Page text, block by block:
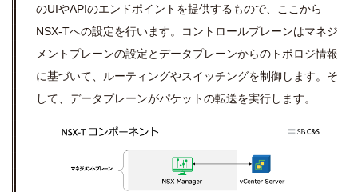
のUIやAPIのエンドポイントを提供するもので、ここから
NSX-Tへの設定を行います。コントロールプレーンはマネジ
メントプレーンの設定とデータプレーンからのトポロジ情報
に基づいて、ルーティングやスイッチングを制御します。そ
して、データプレーンがパケットの転送を実行します。